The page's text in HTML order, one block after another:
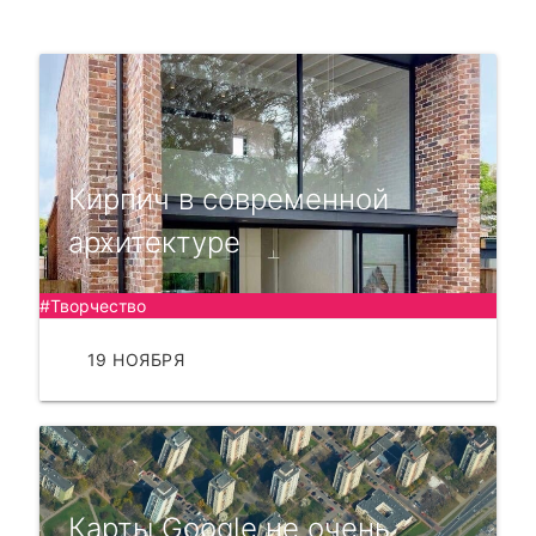
Кирпич в современной
архитектуре
#Творчество
19 НОЯБРЯ
Карты Google не очень